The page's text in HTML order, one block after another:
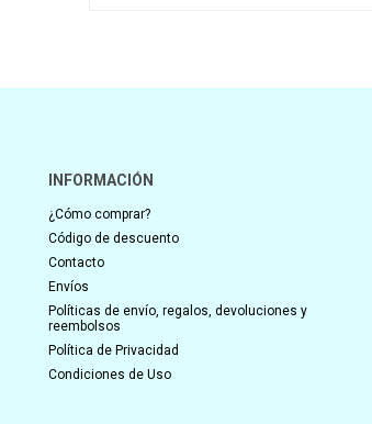
INFORMACIÓN
¿Cómo comprar?
Código de descuento
Contacto
Envíos
Políticas de envío, regalos, devoluciones y
reembolsos
Política de Privacidad
Condiciones de Uso